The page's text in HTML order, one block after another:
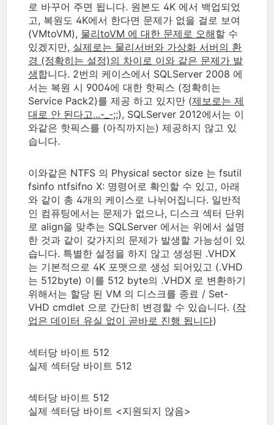
로 바꾸어 주면 됩니다. 원본도 4K 에서 백업되었
고, 복원도 4K에서 한다면 문제가 없을 걸로 보여
(VMtoVM), 물리toVM 에 대한 문제로 오해할 수
있겠지만, 실제로는 물리서버와 가상화 서버의 환
경 (정확히는 설정)의 차이로 이와 같은 문제가 발
생합니다. 2번의 케이스에서 SQLServer 2008 에
서는 복원 시 9004에 대한 핫픽스 (정확히는
Service Pack2)를 제공 하고 있지만 (제보로는 제
대로 안 된다고...-_-;;), SQLServer 2012에서는 이
와같은 핫픽스를 (아직까지는) 제공하지 않고 있
습니다.
이와같은 NTFS 의 Physical sector size 는 fsutil
fsinfo ntfsifno X: 명령어로 확인할 수 있고, 아래
와 같이 총 4개의 케이스로 나뉘어집니다. 일반적
인 컴퓨팅에서는 문제가 없으나, 디스크 섹터 단위
로 align을 맞추는 SQLServer 에서는 위에서 설명
한 것과 같이 갖가지의 문제가 발생할 가능성이 있
습니다. 특별한 설정을 하지 않고 생성된 .VHDX
는 기본적으로 4K 포맷으로 생성 되어있고 (.VHD
는 512byte) 이를 512 byte의 .VHDX 로 변환하기
위해서는 할당 된 VM 의 디스크를 종료 / Set-
VHD cmdlet 으로 간단히 변경할 수 있습니다. (작
업은 데이터 유실 없이 곧바로 진행 됩니다)
섹터당 바이트 512
실제 섹터당 바이트 512
섹터당 바이트 512
실제 섹터당 바이트 <지원되지 않음>